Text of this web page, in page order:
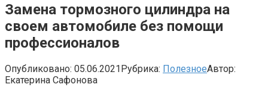
Замена тормозного цилиндра на
своем автомобиле без помощи
профессионалов
Опубликовано: 05.06.2021Рубрика: ПолезноеАвтор:
Екатерина Сафонова